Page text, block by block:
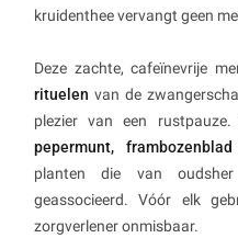
kruidenthee vervangt geen
Deze zachte, cafeïnevrije
rituelen van de
plezier van een rustpauze.
pepermunt,
planten die van
geassocieerd. Vóór elk
zorgverlener onmisbaar.